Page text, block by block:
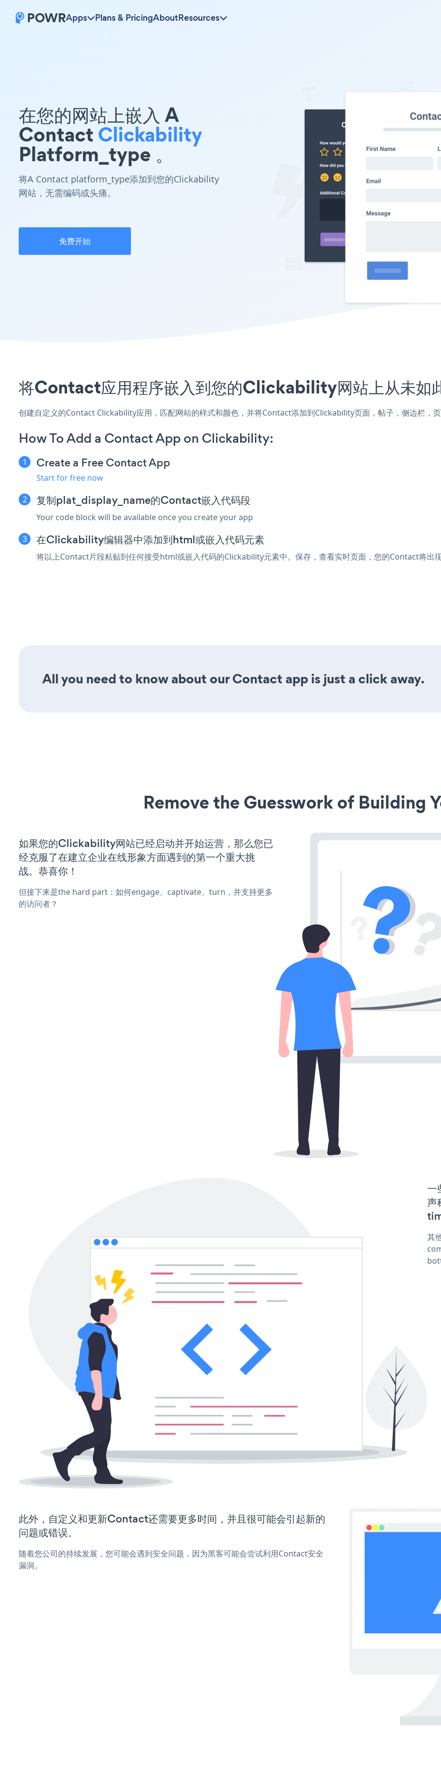
Apps Plans & PricingAboutResources
在您的网站上嵌入 A
ContactClickability
Platform_type 。
将A Contact platform_type添加到您的Clickability
网站，无需编码或头痛。
免费开始
将Contact应用程序嵌入到您的Clickability网站上从未如
创建自定义的Contact Clickability应用，匹配网站的样式和颜色，并将Contact添加到Clickability页面，帖子，侧边栏，
How To Add a Contact App on Clickability:
Create a Free Contact App
Start for free now
复制plat_display_name的Contact嵌入代码段
Your code block will be available once you create your app
在Clickability编辑器中添加到html或嵌入代码元素
将以上Contact片段粘贴到任何接受html或嵌入代码的Clickability元素中。保存，查看实时页面，您的Contact将出
All you need to know about our Contact app is just a click away.
Remove the Guesswork of Building
如果您的Clickability网站已经启动并开始运营，那么您已
经克服了在建立企业在线形象方面遇到的第一个重大挑
战。恭喜你！
但接下来是the hard part：如何engage、captivate、turn，并支持更多
的访问者？
其
此外，自定义和更新Contact还需要更多时间，并且很可能会引起新的
问题或错误。
随着您公司的持续发展，您可能会遇到安全问题，因为黑客可能会尝试利用Contact安全
漏洞。